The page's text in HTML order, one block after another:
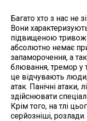
Багато хто з нас не
Вони
підвищеною
абсолютно немає
запаморочення, а
блювання, тремор у
це відчувають
атак. Панічні атаки,
здійснювати
Крім того, на тлі
серйозніші, розлади.